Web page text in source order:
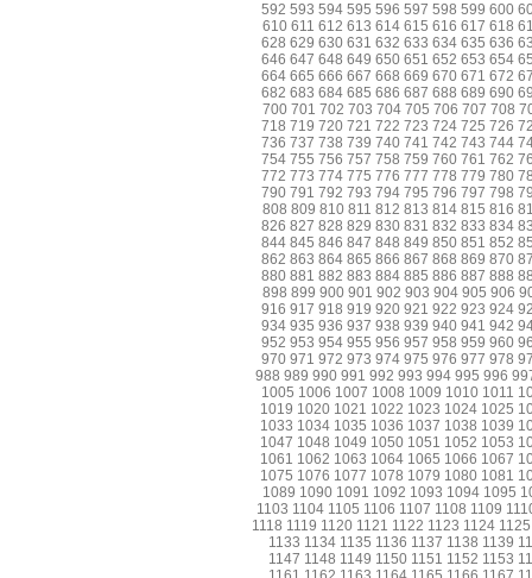
592 593 594 595 596 597 598 599 600
610 611 612 613 614 615 616 617 618
628 629 630 631 632 633 634 635 636
646 647 648 649 650 651 652 653 654
664 665 666 667 668 669 670 671 672
682 683 684 685 686 687 688 689 690
700 701 702 703 704 705 706 707 708
718 719 720 721 722 723 724 725 726
736 737 738 739 740 741 742 743 744
754 755 756 757 758 759 760 761 762
772 773 774 775 776 777 778 779 780
790 791 792 793 794 795 796 797 798
808 809 810 811 812 813 814 815 816
826 827 828 829 830 831 832 833 834
844 845 846 847 848 849 850 851 852
862 863 864 865 866 867 868 869 870
880 881 882 883 884 885 886 887 888
898 899 900 901 902 903 904 905 906
916 917 918 919 920 921 922 923 924
934 935 936 937 938 939 940 941 942
952 953 954 955 956 957 958 959 960
970 971 972 973 974 975 976 977 978
988 989 990 991 992 993 994 995 996
1005 1006 1007 1008 1009 1010 1011
1019 1020 1021 1022 1023 1024 1025
1033 1034 1035 1036 1037 1038 1039
1047 1048 1049 1050 1051 1052 1053
1061 1062 1063 1064 1065 1066 1067
1075 1076 1077 1078 1079 1080 1081
1089 1090 1091 1092 1093 1094 1095
1103 1104 1105 1106 1107 1108 1109
1118 1119 1120 1121 1122 1123 1124 1125
1133 1134 1135 1136 1137 1138 1139
1147 1148 1149 1150 1151 1152 1153